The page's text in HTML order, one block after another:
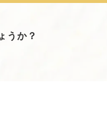
うか？